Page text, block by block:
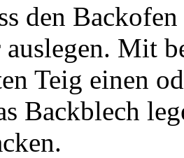
den
Mit
Teig einen
Backblech